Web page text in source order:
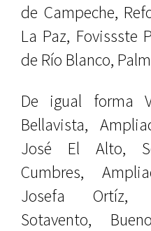
de Campeche,
La Paz, Fovissste
de Río Blanco,
De igual forma
Bellavista,
José El Alto,
Cumbres,
Josefa Ortíz,
Sotavento,